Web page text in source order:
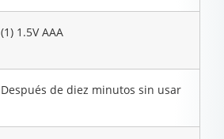
(1) 1.5V AAA
Después de diez minutos sin usar